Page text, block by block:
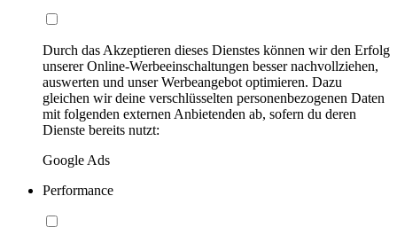
Durch das Akzeptieren dieses Dienstes können wir den Erfolg
unserer Online-Werbeeinschaltungen besser nachvollziehen,
auswerten und unser Werbeangebot optimieren. Dazu
gleichen wir deine verschlüsselten personenbezogenen Daten
mit folgenden externen Anbietenden ab, sofern du deren
Dienste bereits nutzt:
Google Ads
Performance